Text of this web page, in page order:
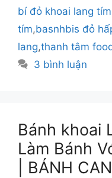
bí đỏ khoai lang tím
tím,basnhbis đỏ
lang,thanh tâm
3 bình luận
Bánh khoai
Làm Bánh
| BÁNH